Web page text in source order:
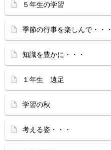
５年生の学習
季節の行事を楽しんで・・・
知識を豊かに・・・
１年生 遠足
学習の秋
考える姿・・・